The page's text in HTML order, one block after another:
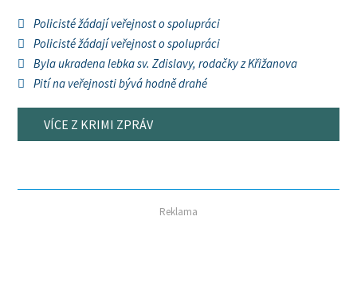
Policisté žádají veřejnost o spolupráci
Policisté žádají veřejnost o spolupráci
Byla ukradena lebka sv. Zdislavy, rodačky z Křižanova
Pití na veřejnosti bývá hodně drahé
VÍCE Z KRIMI ZPRÁV
Reklama